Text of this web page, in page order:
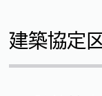
建築協定